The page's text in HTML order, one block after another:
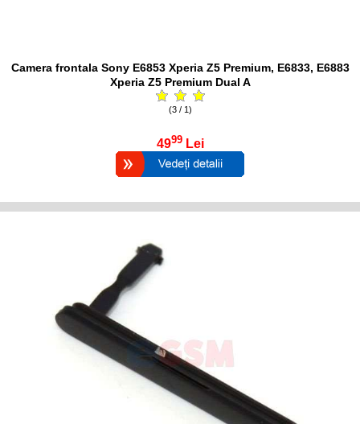
Camera frontala Sony E6853 Xperia Z5 Premium, E6833, E6883
Xperia Z5 Premium Dual A
(3 / 1)
4999 Lei